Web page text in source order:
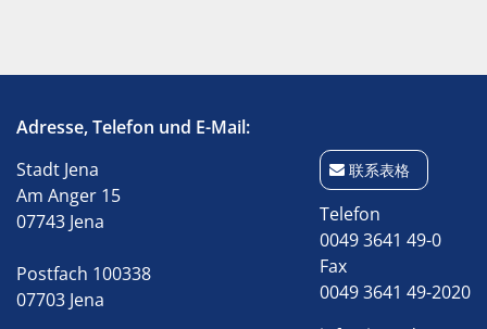
Adresse, Telefon und E-Mail:
Stadt Jena
Am Anger 15
07743 Jena
Postfach 100338
07703 Jena
联系表格
Telefon
0049 3641 49-0
Fax
0049 3641 49-2020